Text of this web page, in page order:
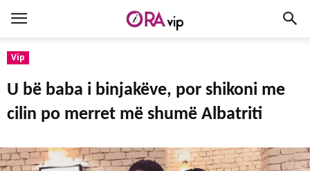
Vip
U bë baba i binjakëve, por shikoni me
cilin po merret më shumë Albatriti